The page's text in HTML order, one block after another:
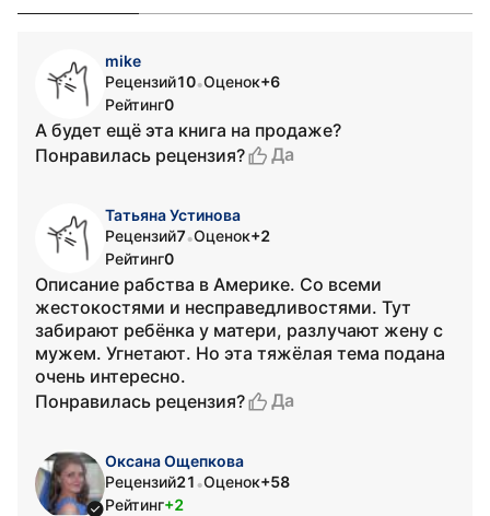
mike
Рецензий10•Оценок+6
Рейтинг0
А будет ещё эта книга на продаже?
Понравилась рецензия?
Да
Татьяна Устинова
Рецензий7•Оценок+2
Рейтинг0
Описание рабства в Америке. Со всеми
жестокостями и несправедливостями. Тут
забирают ребёнка у матери, разлучают жену с
мужем. Угнетают. Но эта тяжёлая тема подана
очень интересно.
Понравилась рецензия?
Да
Оксана Ощепкова
Рецензий21 •Оценок+58
Рейтинг+2